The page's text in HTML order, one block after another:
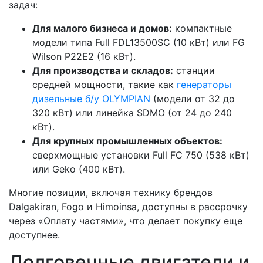
задач:
Для малого бизнеса и домов: компактные
модели типа Full FDL13500SC (10 кВт) или FG
Wilson P22E2 (16 кВт).
Для производства и складов: станции
средней мощности, такие как генераторы
дизельные б/у OLYMPIAN (модели от 32 до
320 кВт) или линейка SDMO (от 24 до 240
кВт).
Для крупных промышленных объектов:
сверхмощные установки Full FC 750 (538 кВт)
или Geko (400 кВт).
Многие позиции, включая технику брендов
Dalgakiran, Fogo и Himoinsa, доступны в рассрочку
через «Оплату частями», что делает покупку еще
доступнее.